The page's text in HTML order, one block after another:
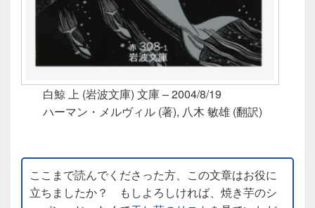
白鯨 上 (岩波文庫) 文庫 – 2004/8/19
ハーマン・メルヴィル (著), 八木 敏雄 (翻訳)
ここまで読んでくださった方、この文章はお役に
立ちましたか？ もしよろしければ、焼き芋のシ